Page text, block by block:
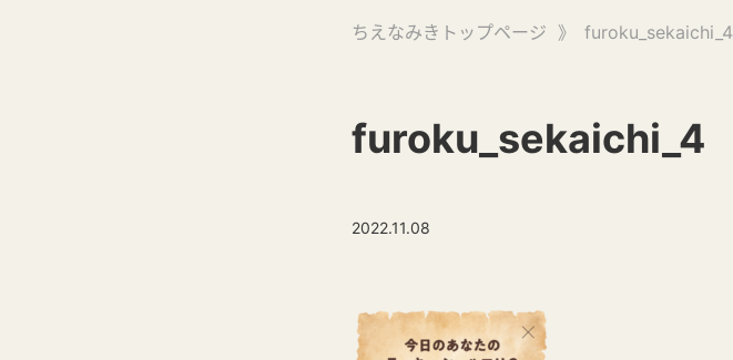
ちえなみきトップページ 》 furoku_sekaichi_4
furoku_sekaichi_4
2022.11.08